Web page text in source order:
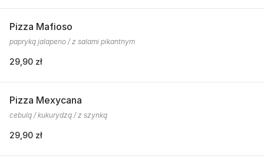
Pizza Mafioso
papryką jalapeno / z salami pikantnym
29,90 zł
Pizza Mexycana
cebulą / kukurydzą / z szynką
29,90 zł